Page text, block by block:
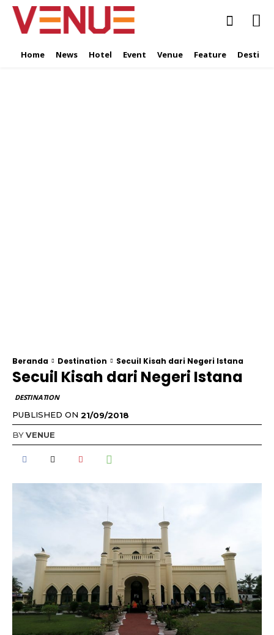
Home News Hotel Event Venue Feature
Beranda Destination Secuil Kisah dari Negeri Istana
Secuil Kisah dari Negeri Istana
DESTINATION
PUBLISHED ON 21/09/2018
BYVENUE